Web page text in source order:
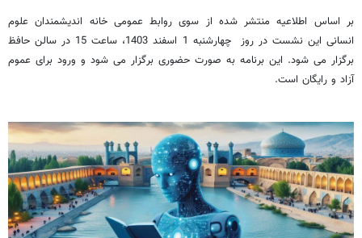
بر اساس اطلاعیه منتشر شده از سوی روابط عمومی خانه اندیشمندان علوم
انسانی این نشست در روز چهارشنبه 1 اسفند 1403، ساعت 15 در سالن حافظ
برگزار می شود. این برنامه به صورت حضوری برگزار می شود و ورود برای عموم
آزاد و رایگان است.